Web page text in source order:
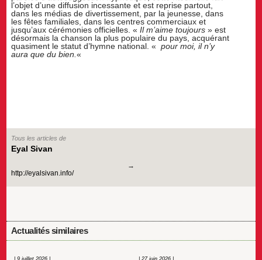
l’objet d’une diffusion incessante et est reprise partout,
dans les médias de divertissement, par la jeunesse, dans
les fêtes familiales, dans les centres commerciaux et
jusqu’aux cérémonies officielles. «Il m’aime toujours » est
désormais la chanson la plus populaire du pays, acquérant
quasiment le statut d’hymne national. «pour moi, il n’y
aura que du bien.«
Tous les articles de
Eyal Sivan
http://eyalsivan.info/
Actualités similaires
| 9 juillet 2026 | | 27 juin 2026 |